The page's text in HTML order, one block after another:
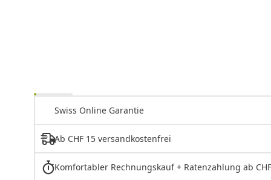
Swiss Online Garantie
Ab CHF 15 versandkostenfrei
Komfortabler Rechnungskauf + Ratenzahlung ab